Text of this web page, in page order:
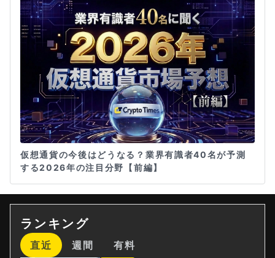
仮想通貨の今後はどうなる？業界有識者40名が予測
する2026年の注目分野【前編】
ランキング
直近 週間 有料